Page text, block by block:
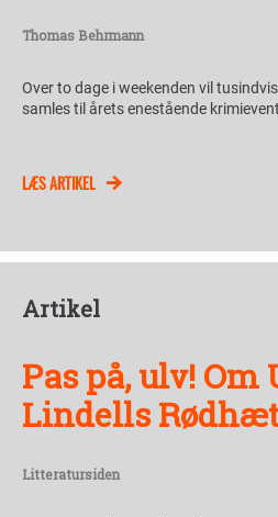
Thomas Behrmann
Over to dage i weekenden vil
samles til årets enestående
LÆS ARTIKEL
Artikel
Pas på, ulv! Om
Lindells
Litteratursiden